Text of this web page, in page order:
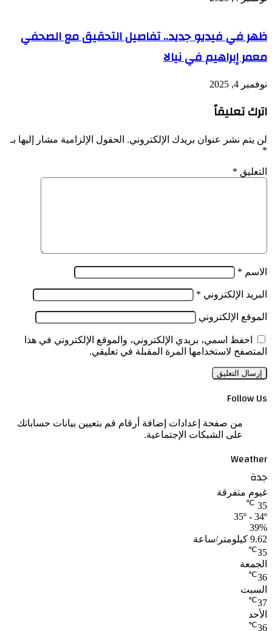
ظهر في فيديو جديد.. تفاصيل التحقيق مع الصحفي
معمر إبراهيم في نيالا
نوفمبر 4, 2025
اترك تعليقاً
لن يتم نشر عنوان بريدك الإلكتروني. الحقول الإلزامية مشار إليها بـ
*
التعليق *
الاسم *
البريد الإلكتروني *
الموقع الإلكتروني
احفظ اسمي، بريدي الإلكتروني، والموقع الإلكتروني في هذا
المتصفح لاستخدامها المرة المقبلة في تعليقي.
Follow Us
من صفحة إعدادات إضافة أرقام قم بتعيين بيانات حساباتك
على الشبكات الإجتماعية.
Weather
جدة
غيوم متفرقة
35
℃
35º - 34º
39%
9.62 كيلومتر/ساعة
35
℃
الجمعة
36
℃
السبت
37
℃
الأحد
36
℃